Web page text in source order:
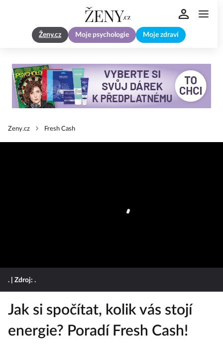
Ženy.cz Moje psychologie Moje zdraví
Zeny.cz Fresh Cash
. | Zdroj: .
Jak si spočítat, kolik vás stojí
energie? Poradí Fresh Cash!